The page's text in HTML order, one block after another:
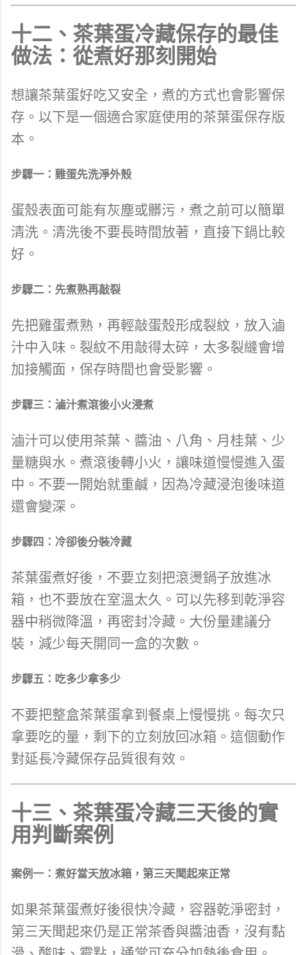
十二、茶葉蛋冷藏保存的最佳
做法：從煮好那刻開始
想讓茶葉蛋好吃又安全，煮的方式也會影響保
存。以下是一個適合家庭使用的茶葉蛋保存版
本。
步驟一：雞蛋先洗淨外殼
蛋殼表面可能有灰塵或髒污，煮之前可以簡單
清洗。清洗後不要長時間放著，直接下鍋比較
好。
步驟二：先煮熟再敲裂
先把雞蛋煮熟，再輕敲蛋殼形成裂紋，放入滷
汁中入味。裂紋不用敲得太碎，太多裂縫會增
加接觸面，保存時間也會受影響。
步驟三：滷汁煮滾後小火浸煮
滷汁可以使用茶葉、醬油、八角、月桂葉、少
量糖與水。煮滾後轉小火，讓味道慢慢進入蛋
中。不要一開始就重鹹，因為冷藏浸泡後味道
還會變深。
步驟四：冷卻後分裝冷藏
茶葉蛋煮好後，不要立刻把滾燙鍋子放進冰
箱，也不要放在室溫太久。可以先移到乾淨容
器中稍微降溫，再密封冷藏。大份量建議分
裝，減少每天開同一盒的次數。
步驟五：吃多少拿多少
不要把整盒茶葉蛋拿到餐桌上慢慢挑。每次只
拿要吃的量，剩下的立刻放回冰箱。這個動作
對延長冷藏保存品質很有效。
十三、茶葉蛋冷藏三天後的實
用判斷案例
案例一：煮好當天放冰箱，第三天聞起來正常
如果茶葉蛋煮好後很快冷藏，容器乾淨密封，
第三天聞起來仍是正常茶香與醬油香，沒有黏